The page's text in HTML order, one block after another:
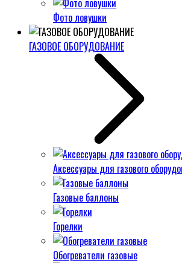
Фото ловушки
ГАЗОВОЕ ОБОРУДОВАНИЕ
Аксессуары для газового
Газовые баллоны
Горелки
Обогреватели газовые